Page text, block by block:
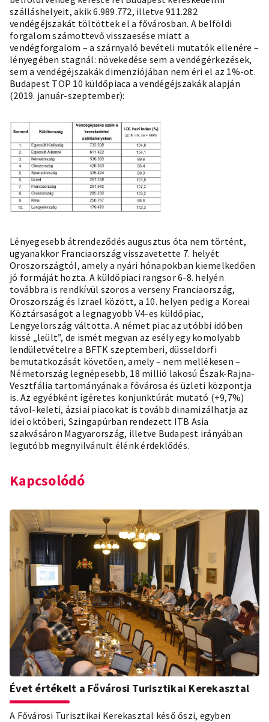
szálláshelyeit, akik 6.989.772, illetve 911.282
vendégéjszakát töltöttek el a fővárosban. A belföldi
forgalom számottevő visszaesése miatt a
vendégforgalom – a szárnyaló bevételi mutatók ellenére –
lényegében stagnál: növekedése sem a vendégérkezések,
sem a vendégéjszakák dimenziójában nem éri el az 1%-ot.
Budapest TOP 10 küldőpiaca a vendégéjszakák alapján
(2019. január-szeptember):
Lényegesebb átrendeződés augusztus óta nem történt,
ugyanakkor Franciaország visszavetette 7. helyét
Oroszországtól, amely a nyári hónapokban kiemelkedően
jó formáját hozta. A küldőpiaci rangsor 6-8. helyén
továbbra is rendkívül szoros a verseny Franciaország,
Oroszország és Izrael között, a 10. helyen pedig a Koreai
Köztársaságot a legnagyobb V4-es küldőpiac,
Lengyelország váltotta. A német piac az utóbbi időben
kissé „leült”, de ismét megvan az esély egy komolyabb
lendületvételre a BFTK szeptemberi, düsseldorfi
bemutatkozását követően, amely – nem mellékesen –
Németország legnépesebb, 18 millió lakosú Észak-Rajna-
Vesztfália tartományának a fővárosa és üzleti központja
is. Az egyébként ígéretes konjunktúrát mutató (+9,7%)
távol-keleti, ázsiai piacokat is tovább dinamizálhatja az
idei októberi, Szingapúrban rendezett ITB Asia
szakvásáron Magyarország, illetve Budapest irányában
legutóbb megnyilvánult élénk érdeklődés.
Kapcsolódó
Évet értékelt a Fővárosi Turisztikai Kerekasztal
A Fővárosi Turisztikai Kerekasztal késő őszi, egyben